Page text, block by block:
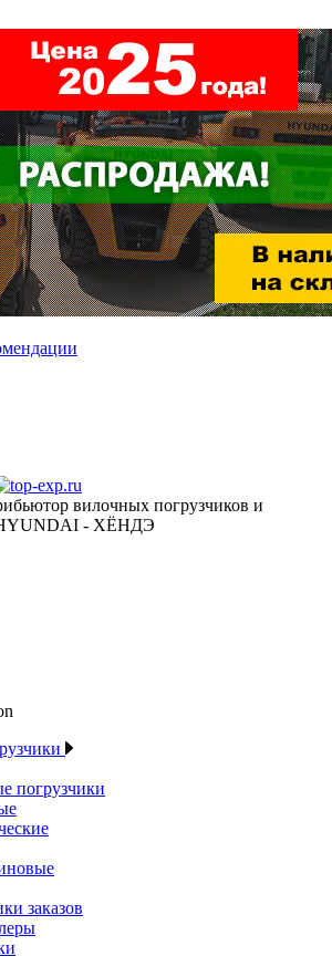
вилочных погрузчиков и
HYUNDAI - ХЁНДЭ
погрузчики
заказов